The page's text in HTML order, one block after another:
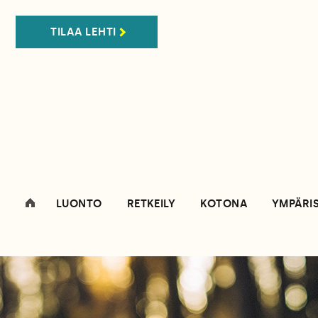
TILAA LEHTI
LUONTO RETKEILY KOTONA